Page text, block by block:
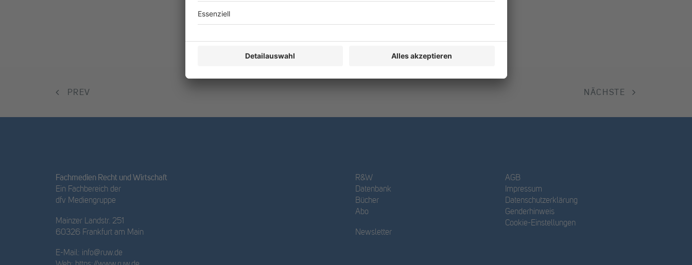
PREV NÄCHSTE
Fachmedien Recht und Wirtschaft
Ein Fachbereich der
dfv Mediengruppe
Mainzer Landstr. 251
60326 Frankfurt am Main
E-Mail: info@ruw.de
R&W
Datenbank
Bücher
Abo
Newsletter
AGB
Impressum
Datenschutzerklärung
Genderhinweis
Cookie-Einstellungen